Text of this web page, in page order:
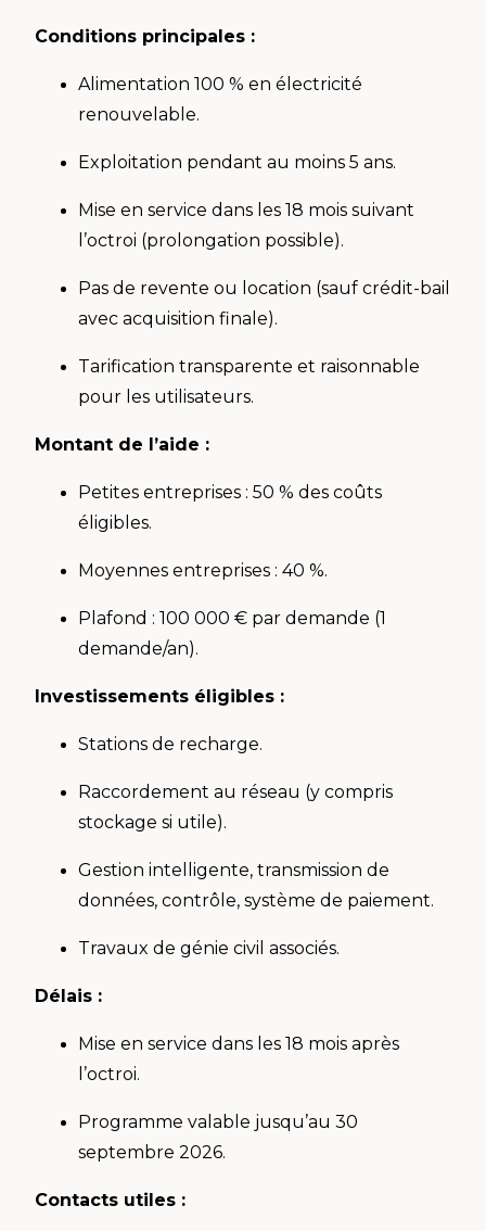
Conditions principales :
Alimentation 100 % en électricité
renouvelable.
Exploitation pendant au moins 5 ans.
Mise en service dans les 18 mois suivant
l’octroi (prolongation possible).
Pas de revente ou location (sauf crédit-bail
avec acquisition finale).
Tarification transparente et raisonnable
pour les utilisateurs.
Montant de l’aide :
Petites entreprises : 50 % des coûts
éligibles.
Moyennes entreprises : 40 %.
Plafond : 100 000 € par demande (1
demande/an).
Investissements éligibles :
Stations de recharge.
Raccordement au réseau (y compris
stockage si utile).
Gestion intelligente, transmission de
données, contrôle, système de paiement.
Travaux de génie civil associés.
Délais :
Mise en service dans les 18 mois après
l’octroi.
Programme valable jusqu’au 30
septembre 2026.
Contacts utiles :